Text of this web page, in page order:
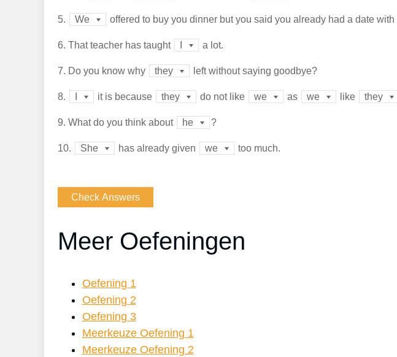
5. We offered to buy you dinner but you said you already had a date with
6. That teacher has taught a lot.
7. Do you know why they left without saying goodbye?
8. it is because they do not like we as we like they
9. What do you think about he ?
10. She has already given we too much.
Meer Oefeningen
Oefening 1
Oefening 2
Oefening 3
Meerkeuze Oefening 1
Meerkeuze Oefening 2